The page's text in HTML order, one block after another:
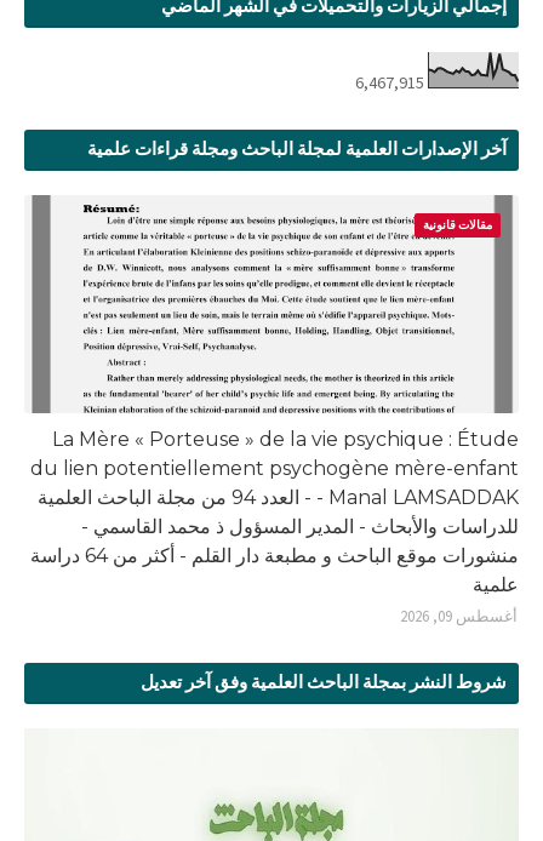
إجمالي الزيارات والتحميلات في الشهر الماضي
6,467,915
آخر الإصدارات العلمية لمجلة الباحث ومجلة قراءات علمية
مقالات قانونية
La Mère « Porteuse » de la vie psychique : Étude
du lien potentiellement psychogène mère-enfant
- Manal LAMSADDAK - العدد 94 من مجلة الباحث العلمية
للدراسات والأبحاث - المدير المسؤول ذ محمد القاسمي -
منشورات موقع الباحث و مطبعة دار القلم - أكثر من 64 دراسة
علمية
أغسطس 09, 2026
شروط النشر بمجلة الباحث العلمية وفق آخر تعديل